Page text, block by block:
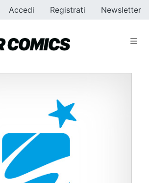
Accedi Registrati Newsletter